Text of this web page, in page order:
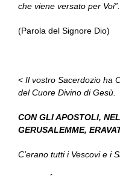
che viene versato per Voi”.
(Parola del Signore Dio)
< Il vostro Sacerdozio ha
del Cuore Divino di Gesù.
CON GLI APOSTOLI,
GERUSALEMME,
C’erano tutti i Vescovi e i